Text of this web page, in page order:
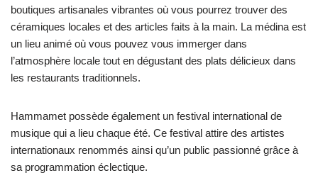
boutiques artisanales vibrantes où vous pourrez trouver des
céramiques locales et des articles faits à la main. La médina est
un lieu animé où vous pouvez vous immerger dans
l’atmosphère locale tout en dégustant des plats délicieux dans
les restaurants traditionnels.
Hammamet possède également un festival international de
musique qui a lieu chaque été. Ce festival attire des artistes
internationaux renommés ainsi qu’un public passionné grâce à
sa programmation éclectique.